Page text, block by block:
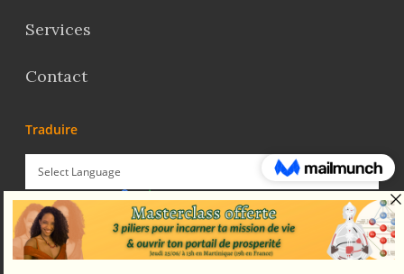
Services
Contact
Traduire
Powered by Translate